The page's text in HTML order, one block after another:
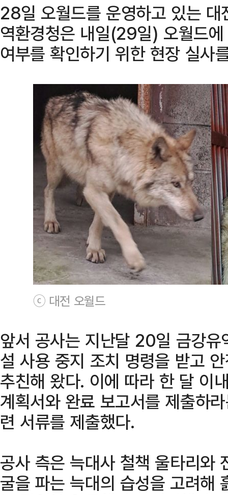
28일 오월드를 운영하고 있는
역환경청은 내일(29일) 오월드
여부를 확인하기 위한 현장 실사
ⓒ 대전 오월드
앞서 공사는 지난달 20일 금강
설 사용 중지 조치 명령을 받고
추친해 왔다. 이에 따라 한 달 이
계획서와 완료 보고서를 제출하
련 서류를 제출했다.
공사 측은 늑대사 철책 울타리와
굴을 파는 늑대의 습성을 고려해